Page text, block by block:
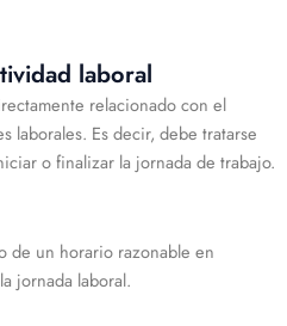
laboral
relacionado con el
laborales. Es decir, debe tratarse
o finalizar la jornada de trabajo.
de un horario razonable en
jornada laboral.